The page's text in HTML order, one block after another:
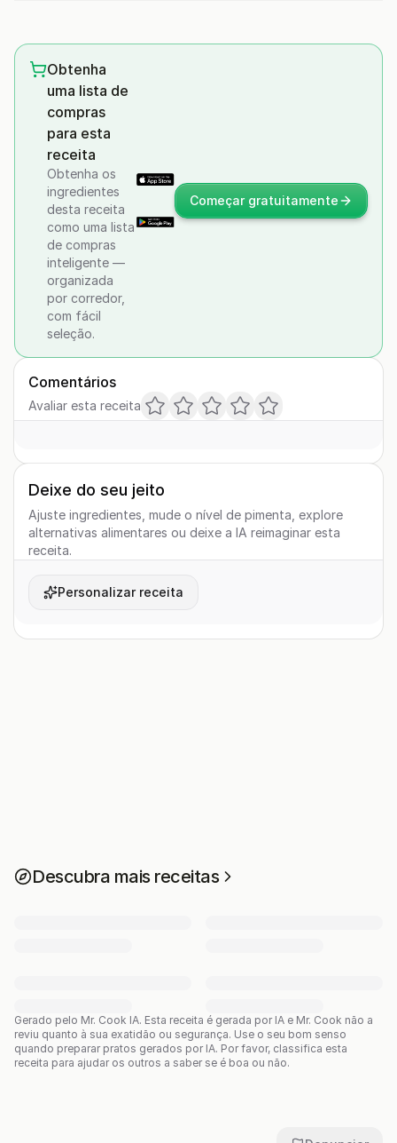
Obtenha
uma lista de
compras
para esta
receita
Obtenha os
ingredientes
desta receita
como uma lista
de compras
inteligente —
organizada
por corredor,
com fácil
seleção.
Começar gratuitamente
Comentários
Avaliar esta receita
Deixe do seu jeito
Ajuste ingredientes, mude o nível de pimenta, explore
alternativas alimentares ou deixe a IA reimaginar esta
receita.
Personalizar receita
Descubra mais receitas
Gerado pelo Mr. Cook IA. Esta receita é gerada por IA e Mr. Cook não a
reviu quanto à sua exatidão ou segurança. Use o seu bom senso
quando preparar pratos gerados por IA. Por favor, classifica esta
receita para ajudar os outros a saber se é boa ou não.